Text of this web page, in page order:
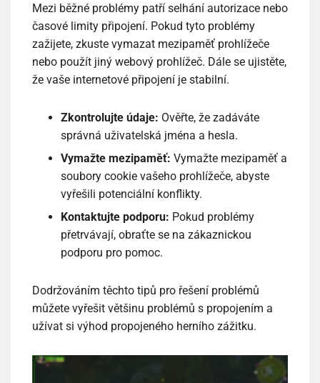
Mezi běžné problémy patří selhání autorizace nebo
časové limity připojení. Pokud tyto problémy
zažijete, zkuste vymazat mezipaměť prohlížeče
nebo použít jiný webový prohlížeč. Dále se ujistěte,
že vaše internetové připojení je stabilní.
Zkontrolujte údaje: Ověřte, že zadáváte
správná uživatelská jména a hesla.
Vymažte mezipaměť: Vymažte mezipaměť a
soubory cookie vašeho prohlížeče, abyste
vyřešili potenciální konflikty.
Kontaktujte podporu: Pokud problémy
přetrvávají, obraťte se na zákaznickou
podporu pro pomoc.
Dodržováním těchto tipů pro řešení problémů
můžete vyřešit většinu problémů s propojením a
užívat si výhod propojeného herního zážitku.